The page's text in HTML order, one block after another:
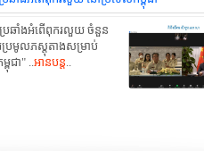
ប្រឆាំងអំពើពុករលួយ ចំនួន
ប្រមូលភស្តុតាងសម្រាប់
ពុជា" ..អានបន្ត..